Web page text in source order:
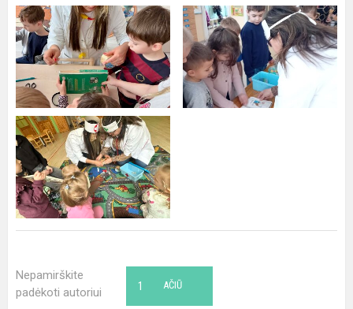
Nepamirškite
padėkoti autoriui
AČIŪ
1